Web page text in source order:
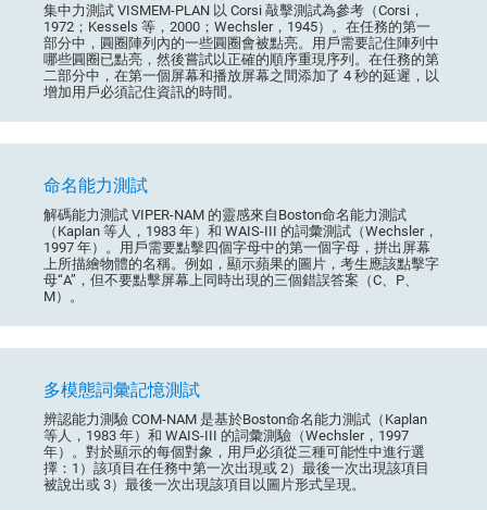
集中力測試 VISMEM-PLAN 以 Corsi 敲擊測試為參考（Corsi，
1972；Kessels 等，2000；Wechsler，1945）。在任務的第一
部分中，圓圈陣列內的一些圓圈會被點亮。用戶需要記住陣列中
哪些圓圈已點亮，然後嘗試以正確的順序重現序列。在任務的第
二部分中，在第一個屏幕和播放屏幕之間添加了 4 秒的延遲，以
增加用戶必須記住資訊的時間。
命名能力測試
解碼能力測試 VIPER-NAM 的靈感來自Boston命名能力測試
（Kaplan 等人，1983 年）和 WAIS-III 的詞彙測試（Wechsler，
1997 年）。用戶需要點擊四個字母中的第一個字母，拼出屏幕
上所描繪物體的名稱。例如，顯示蘋果的圖片，考生應該點擊字
母“A”，但不要點擊屏幕上同時出現的三個錯誤答案（C、P、
M）。
多模態詞彙記憶測試
辨認能力測驗 COM-NAM 是基於Boston命名能力測試（Kaplan
等人，1983 年）和 WAIS-III 的詞彙測驗（Wechsler，1997
年）。對於顯示的每個對象，用戶必須從三種可能性中進行選
擇：1）該項目在任務中第一次出現或 2）最後一次出現該項目
被說出或 3）最後一次出現該項目以圖片形式呈現。